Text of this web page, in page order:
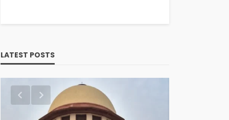
LATEST POSTS